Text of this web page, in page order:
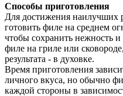
Способы приготовления
Для достижения наилучших
готовить филе на среднем
чтобы сохранить нежность
филе на гриле или
результата - в духовке.
Время приготовления
личного вкуса, но обычно
каждой стороны в